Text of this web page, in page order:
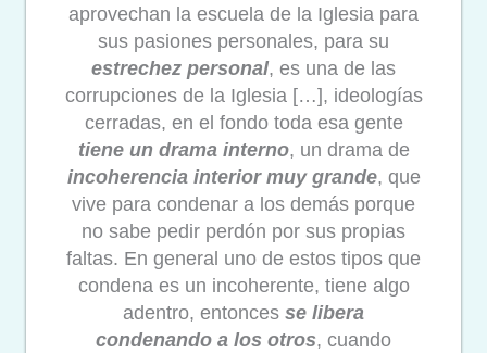
aprovechan la escuela de la Iglesia para
sus pasiones personales, para su
estrechez personal, es una de las
corrupciones de la Iglesia […], ideologías
cerradas, en el fondo toda esa gente
tiene un drama interno, un drama de
incoherencia interior muy grande, que
vive para condenar a los demás porque
no sabe pedir perdón por sus propias
faltas. En general uno de estos tipos que
condena es un incoherente, tiene algo
adentro, entonces se libera
condenando a los otros, cuando